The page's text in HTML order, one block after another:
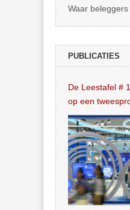
Waar
PUBLICATIES
De Leestafel # 108: AI
op een